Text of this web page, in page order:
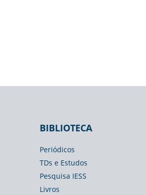
BIBLIOTECA
Periódicos
TDs e Estudos
Pesquisa IESS
Livros